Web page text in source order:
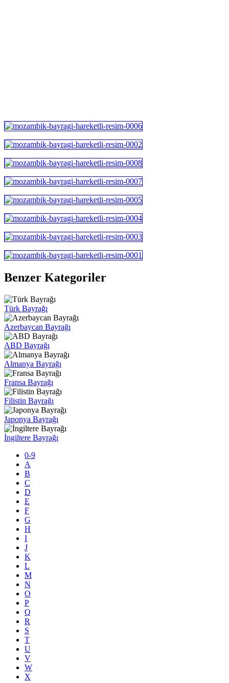
Benzer Kategoriler
Türk Bayrağı
Azerbaycan Bayrağı
ABD Bayrağı
Almanya Bayrağı
Fransa Bayrağı
Filistin Bayrağı
Japonya Bayrağı
İngiltere Bayrağı
0-9
A
B
C
D
E
F
G
H
I
J
K
L
M
N
O
P
Q
R
S
T
U
V
W
X